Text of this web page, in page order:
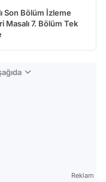
Son Bölüm İzleme
Masalı 7. Bölüm Tek
Reklam